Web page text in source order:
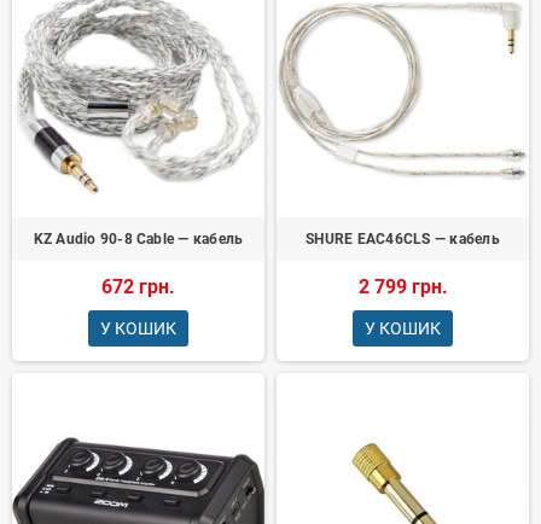
KZ Audio 90-8 Cable — кабель
672 грн.
У КОШИК
SHURE EAC46CLS — кабель
2 799 грн.
У КОШИК